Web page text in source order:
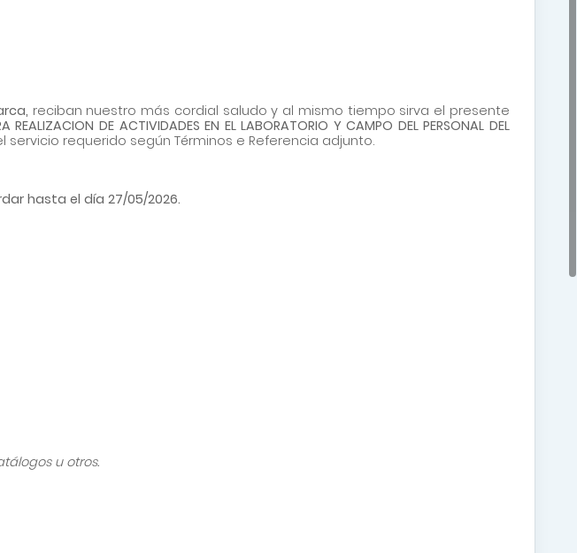
reciban nuestro más cordial saludo y al mismo tiempo sirva el presente
REALIZACION DE ACTIVIDADES EN EL LABORATORIO Y CAMPO DEL PERSONAL DEL
requerido según Términos e Referencia adjunto.
hasta el día 27/05/2026.
u otros.